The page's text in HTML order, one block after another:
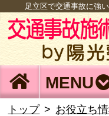
足立区で交通事故に強
MENU
トップ お役立ち